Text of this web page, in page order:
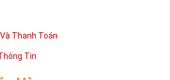
Thanh Toán
Tin